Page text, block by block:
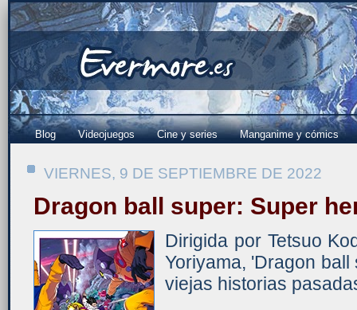
Blog Videojuegos Cine y series Manganime y cómics
VIERNES, 9 DE SEPTIEMBRE DE 2022
Dragon ball super: Super
Dirigida por Tetsuo
Yoriyama, 'Dragon
viejas historias